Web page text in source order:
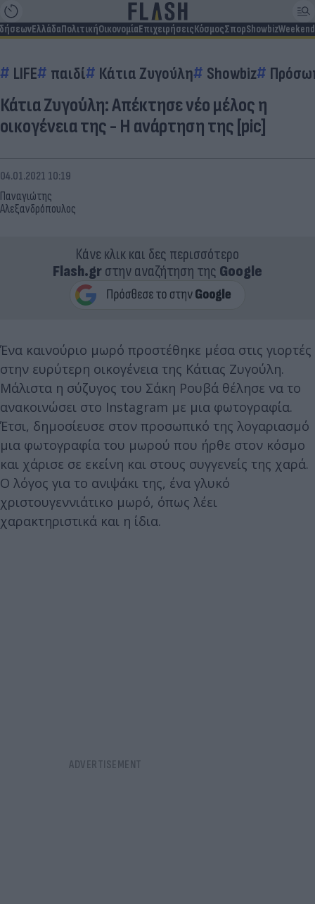
ΕλλάδαΠολιτικήΟικονομίαΕπιχειρήσειςΚόσμοςΣπορShowbizWeekend
LIFE παιδί Κάτια Ζυγούλη Showbiz
Κάτια Ζυγούλη: Απέκτησε νέο μέλος η
οικογένεια της - Η ανάρτηση της [pic]
Παναγιώτης
Αλεξανδρόπουλος
04.01.2021 10:19
Κάνε κλικ και δες περισσότερο
Flash.grστην αναζήτηση της Google
Ένα καινούριο μωρό προστέθηκε μέσα στις γιορτές
στην ευρύτερη οικογένεια της Κάτιας Ζυγούλη.
Μάλιστα η σύζυγος του Σάκη Ρουβά θέλησε να το
ανακοινώσει στο Instagram με μια φωτογραφία.
Έτσι, δημοσίευσε στον προσωπικό της λογαριασμό
μια φωτογραφία του μωρού που ήρθε στον κόσμο
και χάρισε σε εκείνη και στους συγγενείς της χαρά.
Ο λόγος για το ανιψάκι της, ένα γλυκό
χριστουγεννιάτικο μωρό, όπως λέει
χαρακτηριστικά και η ίδια.